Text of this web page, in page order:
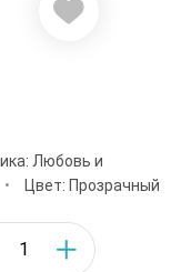
Любовь и
• Цвет: Прозрачный